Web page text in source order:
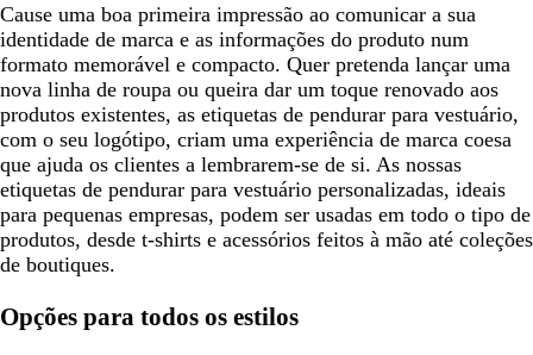
Cause uma boa primeira impressão ao comunicar a sua
identidade de marca e as informações do produto num
formato memorável e compacto. Quer pretenda lançar uma
nova linha de roupa ou queira dar um toque renovado aos
produtos existentes, as etiquetas de pendurar para vestuário,
com o seu logótipo, criam uma experiência de marca coesa
que ajuda os clientes a lembrarem-se de si. As nossas
etiquetas de pendurar para vestuário personalizadas, ideais
para pequenas empresas, podem ser usadas em todo o tipo de
produtos, desde t-shirts e acessórios feitos à mão até coleções
de boutiques.
Opções para todos os estilos